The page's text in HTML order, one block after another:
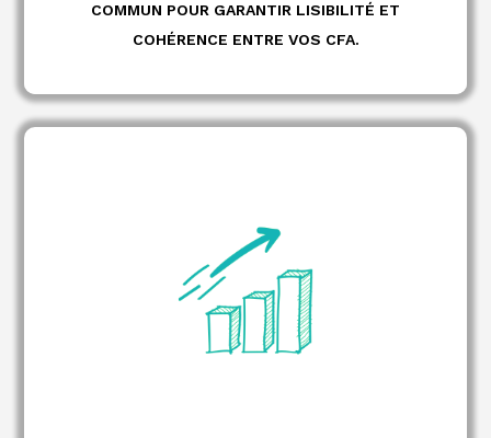
COMMUN POUR GARANTIR LISIBILITÉ ET
COHÉRENCE ENTRE VOS CFA.
Reportings réguliers
équipes finance, RH et formation
Analyse des écarts et recommandations
d'optimisation en cours de campagne